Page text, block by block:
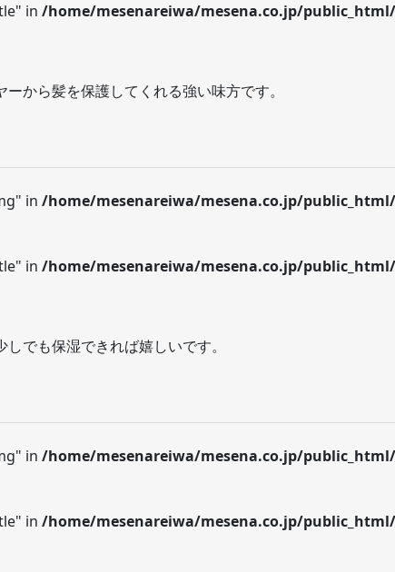
in /home/mesenareiwa/mesena.co.jp/
から髪を保護してくれる強い味方です。
in /home/mesenareiwa/mesena.co.jp/
in /home/mesenareiwa/mesena.co.jp/
でも保湿できれば嬉しいです。
in /home/mesenareiwa/mesena.co.jp/
in /home/mesenareiwa/mesena.co.jp/